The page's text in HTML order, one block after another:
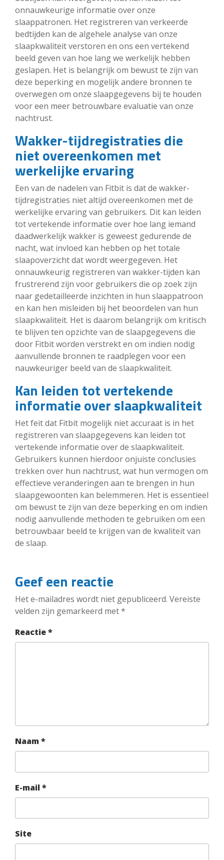
onnauwkeurige informatie over onze
slaappatronen. Het registreren van verkeerde
bedtijden kan de algehele analyse van onze
slaapkwaliteit verstoren en ons een vertekend
beeld geven van hoe lang we werkelijk hebben
geslapen. Het is belangrijk om bewust te zijn van
deze beperking en mogelijk andere bronnen te
overwegen om onze slaapgegevens bij te houden
voor een meer betrouwbare evaluatie van onze
nachtrust.
Wakker-tijdregistraties die
niet overeenkomen met
werkelijke ervaring
Een van de nadelen van Fitbit is dat de wakker-
tijdregistraties niet altijd overeenkomen met de
werkelijke ervaring van gebruikers. Dit kan leiden
tot vertekende informatie over hoe lang iemand
daadwerkelijk wakker is geweest gedurende de
nacht, wat invloed kan hebben op het totale
slaapoverzicht dat wordt weergegeven. Het
onnauwkeurig registreren van wakker-tijden kan
frustrerend zijn voor gebruikers die op zoek zijn
naar gedetailleerde inzichten in hun slaappatroon
en kan hen misleiden bij het beoordelen van hun
slaapkwaliteit. Het is daarom belangrijk om kritisch
te blijven ten opzichte van de slaapgegevens die
door Fitbit worden verstrekt en om indien nodig
aanvullende bronnen te raadplegen voor een
nauwkeuriger beeld van de slaapkwaliteit.
Kan leiden tot vertekende
informatie over slaapkwaliteit
Het feit dat Fitbit mogelijk niet accuraat is in het
registreren van slaapgegevens kan leiden tot
vertekende informatie over de slaapkwaliteit.
Gebruikers kunnen hierdoor onjuiste conclusies
trekken over hun nachtrust, wat hun vermogen om
effectieve veranderingen aan te brengen in hun
slaapgewoonten kan belemmeren. Het is essentieel
om bewust te zijn van deze beperking en om indien
nodig aanvullende methoden te gebruiken om een
betrouwbaar beeld te krijgen van de kwaliteit van
de slaap.
Geef een reactie
Het e-mailadres wordt niet gepubliceerd. Vereiste
velden zijn gemarkeerd met*
Reactie*
Naam *
E-mail *
Site